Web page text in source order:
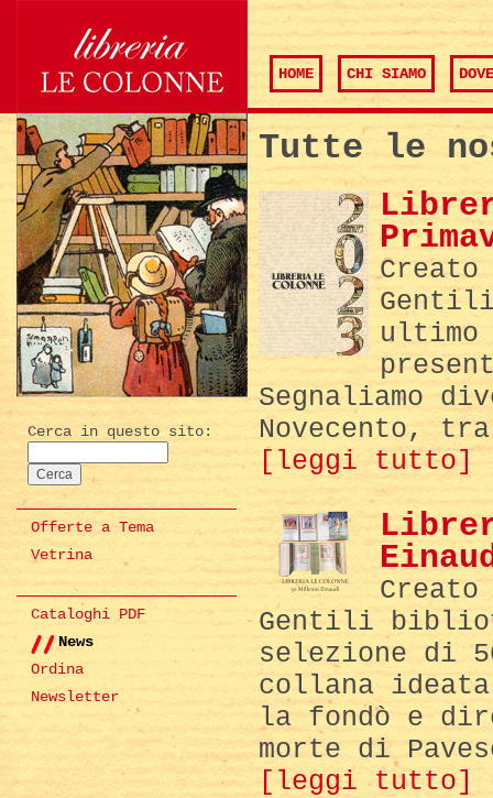
HOME CHI SIAMO
Cerca in questo sito:
Offerte a Tema
Vetrina
Cataloghi PDF
News
Ordina
Newsletter
Tutte le
Segnaliamo
Novecento,
[leggi tutto]
Gentili
selezione di
collana ideata
la fondò e
morte di
[leggi tutto]